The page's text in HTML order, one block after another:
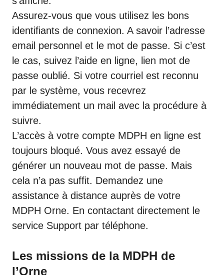
Assurez-vous que vous utilisez les bons
identifiants de connexion. A savoir l’adresse
email personnel et le mot de passe. Si c’est
le cas, suivez l’aide en ligne, lien mot de
passe oublié. Si votre courriel est reconnu
par le système, vous recevrez
immédiatement un mail avec la procédure à
suivre.
L’accès à votre compte MDPH en ligne est
toujours bloqué. Vous avez essayé de
générer un nouveau mot de passe. Mais
cela n’a pas suffit. Demandez une
assistance à distance auprès de votre
MDPH Orne. En contactant directement le
service Support par téléphone.
Les missions de la MDPH de
l’Orne